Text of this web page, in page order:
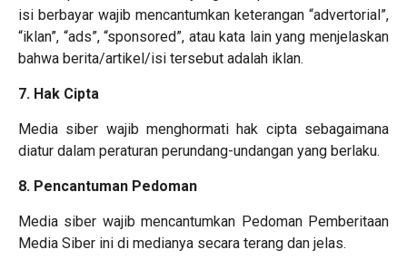
isi berbayar wajib mencantumkan keterangan “advertorial”,
“iklan”, “ads”, “sponsored”, atau kata lain yang menjelaskan
bahwa berita/artikel/isi tersebut adalah iklan.
7. Hak Cipta
Media siber wajib menghormati hak cipta sebagaimana
diatur dalam peraturan perundang-undangan yang berlaku.
8. Pencantuman Pedoman
Media siber wajib mencantumkan Pedoman Pemberitaan
Media Siber ini di medianya secara terang dan jelas.